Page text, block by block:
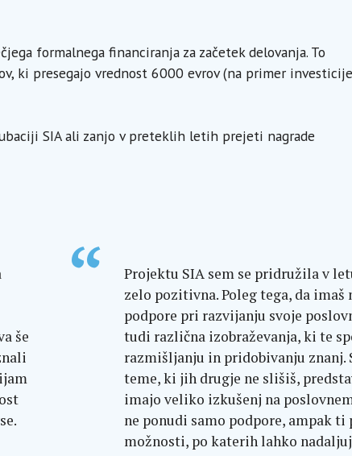
formalnega financiranja za začetek delovanja. To
ki presegajo vrednost 6000 evrov (na primer investicije
SIA ali zanjo v preteklih letih prejeti nagrade
še
Projektu SIA sem se pridružila v
zelo pozitivna. Poleg tega, da
podpore pri razvijanju svoje
tudi različna izobraževanja, ki te
razmišljanju in pridobivanju znanj.
teme, ki jih drugje ne slišiš,
imajo veliko izkušenj na
ne ponudi samo podpore, ampak ti
možnosti, po katerih lahko